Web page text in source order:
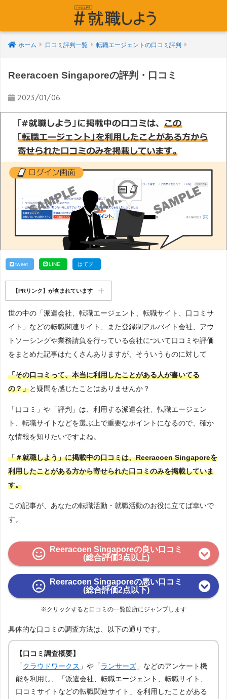
ホーム 口コミ評判一覧 転職エージェントの口コミ評判
Reeracoen Singaporeの評判・口コミ
2023/01/06
tweet LINE はてブ
【PRリンク】が含まれています
世の中の「派遣会社、転職エージェント、転職サイト、口コミサ
イト」などの転職関連サイト、また登録制アルバイト会社、アウ
トソーシングや業務請負を行っている会社について口コミや評価
をまとめた記事はたくさんありますが、そういうものに対して
「その口コミって、本当に利用したことがある人が書いてる
の？」と疑問を感じたことはありませんか？
「口コミ」や「評判」は、利用する派遣会社、転職エージェン
ト、転職サイトなどを選ぶ上で重要なポイントになるので、確か
な情報を知りたいですよね。
「＃就職しよう」に掲載中の口コミは、Reeracoen Singaporeを
利用したことがある方から寄せられた口コミのみを掲載していま
す。
この記事が、あなたの転職活動・就職活動のお役に立てば幸いで
す。
Reeracoen Singaporeの良い口コミ
(総合評価3点以上)
Reeracoen Singaporeの悪い口コミ
(総合評価2点以下)
※クリックすると口コミの一覧箇所にジャンプします
具体的な口コミの調査方法は、以下の通りです。
【口コミ調査概要】
「クラウドワークス 」や「ランサーズ 」などのアンケート機
能を利用し、「派遣会社、転職エージェント、転職サイト、
口コミサイトなどの転職関連サイト」を利用したことがある